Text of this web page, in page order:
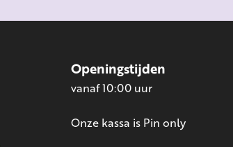
Openingstijden
vanaf 10:00 uur
Onze kassa is Pin only